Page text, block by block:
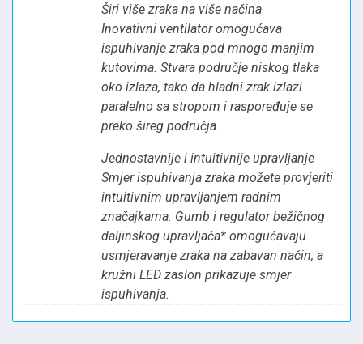
Širi više zraka na više načina
Inovativni ventilator omogućava
ispuhivanje zraka pod mnogo manjim
kutovima. Stvara područje niskog tlaka
oko izlaza, tako da hladni zrak izlazi
paralelno sa stropom i raspoređuje se
preko šireg područja.
Jednostavnije i intuitivnije upravljanje
Smjer ispuhivanja zraka možete provjeriti
intuitivnim upravljanjem radnim
značajkama. Gumb i regulator bežičnog
daljinskog upravljača* omogućavaju
usmjeravanje zraka na zabavan način, a
kružni LED zaslon prikazuje smjer
ispuhivanja.